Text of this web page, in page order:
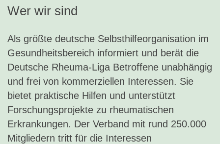
Wer wir sind
Als größte deutsche Selbsthilfeorganisation im
Gesundheitsbereich informiert und berät die
Deutsche Rheuma-Liga Betroffene unabhängig
und frei von kommerziellen Interessen. Sie
bietet praktische Hilfen und unterstützt
Forschungsprojekte zu rheumatischen
Erkrankungen. Der Verband mit rund 250.000
Mitgliedern tritt für die Interessen